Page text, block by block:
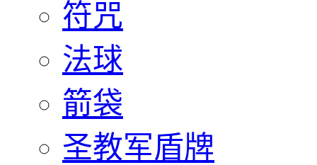
符咒
法球
箭袋
圣教军盾牌